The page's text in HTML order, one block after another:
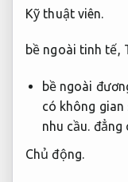
Kỹ thuật viên.
bề ngoài tinh tế,
bề ngoài
có không gian
nhu cầu. đẳng
Chủ động.